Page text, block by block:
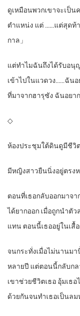
ดูเหมือนพวกเขาจะเป็
ตำแหน่ง แต่ ……แต่สุดท้
กาล」
แต่ทำไมฉันถึงได้รับอนุ
เข้าไปในแวดวง……ฉัน
ที่มาจากฮารุซัง ฉันอยาก
◇
ห้องประชุมใต้ดินดูมีชี
มีหญิงสาวยืนนิ่งอยู่ตรง
ตอนที่เธอกลับออกมาจ
ได้ยากออก เมื่อถูกนำตั
แทน ตอนนี้เธออยู่ในเสื้
จนกระทั่งเมื่อไม่นานม
หลายปี แต่ตอนนี้กลับกล
เขาช่วยชีวิตเธอ อุ้มเ
ด้วยกันจนทำเธอเป็นลม